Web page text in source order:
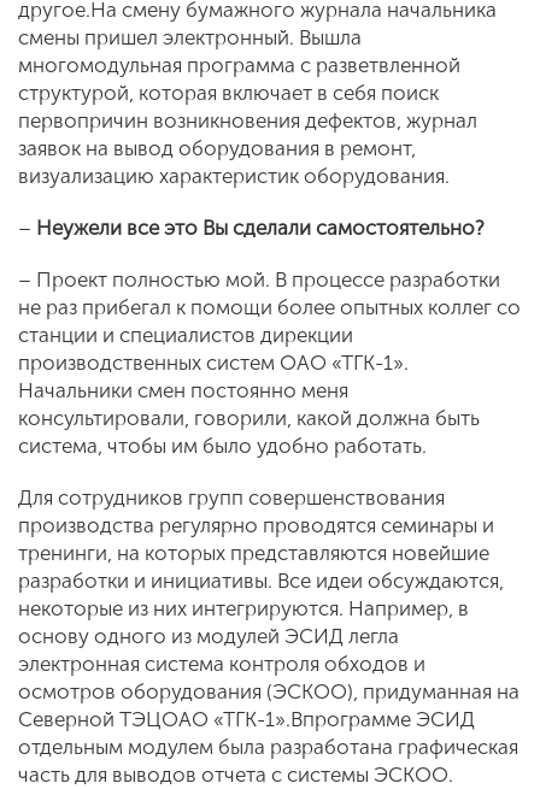
другое.На смену бумажного журнала начальника
смены пришел электронный. Вышла
многомодульная программа с разветвленной
структурой, которая включает в себя поиск
первопричин возникновения дефектов, журнал
заявок на вывод оборудования в ремонт,
визуализацию характеристик оборудования.
– Неужели все это Вы сделали самостоятельно?
– Проект полностью мой. В процессе разработки
не раз прибегал к помощи более опытных коллег со
станции и специалистов дирекции
производственных систем ОАО «ТГК-1».
Начальники смен постоянно меня
консультировали, говорили, какой должна быть
система, чтобы им было удобно работать.
Для сотрудников групп совершенствования
производства регулярно проводятся семинары и
тренинги, на которых представляются новейшие
разработки и инициативы. Все идеи обсуждаются,
некоторые из них интегрируются. Например, в
основу одного из модулей ЭСИД легла
электронная система контроля обходов и
осмотров оборудования (ЭСКОО), придуманная на
Северной ТЭЦОАО «ТГК-1».Впрограмме ЭСИД
отдельным модулем была разработана графическая
часть для выводов отчета с системы ЭСКОО.